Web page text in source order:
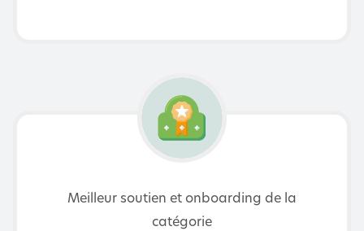
Meilleur soutien et onboarding de la
catégorie